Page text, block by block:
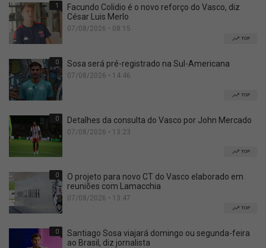
1
Facundo Colidio é o novo reforço do Vasco, diz
César Luis Merlo
07/08/2026 • 08:15
TOP
0 Sosa será pré-registrado na Sul-Americana
07/08/2026 • 14:46
TOP
0 Detalhes da consulta do Vasco por John Mercado
07/08/2026 • 13:23
TOP
0
O projeto para novo CT do Vasco elaborado em
reuniões com Lamacchia
07/08/2026 • 13:47
TOP
0
Santiago Sosa viajará domingo ou segunda-feira
ao Brasil, diz jornalista